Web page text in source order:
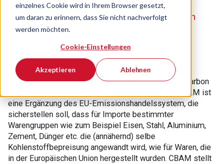
einzelnes Cookie wird in Ihrem Browser gesetzt,
um daran zu erinnern, dass Sie nicht nachverfolgt
werden möchten.
Cookie-Einstellungen
Akzeptieren Ablehnen
Anwendung, Umsetzung und Auswirkungen im
Unternehmen
Seit 1. Januar 2026 ist der EU-Grenzausgleich, der Carbon
Border Adjustment Mechanism (CBAM) in Kraft. CBAM ist
eine Ergänzung des EU-Emissionshandelssystem, die
sicherstellen soll, dass für Importe bestimmter
Warengruppen wie zum Beispiel Eisen, Stahl, Aluminium,
Zement, Dünger etc. die (annähernd) selbe
Kohlenstoffbepreisung angewandt wird, wie für Waren, die
in der Europäischen Union hergestellt wurden. CBAM stellt